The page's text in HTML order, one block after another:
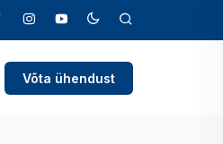
Võta ühendust